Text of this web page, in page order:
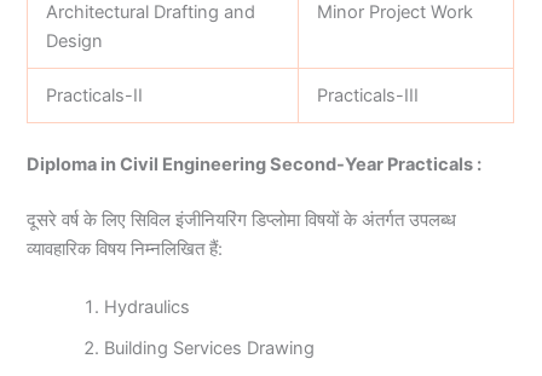
Architectural Drafting and
Design
Minor Project Work
Practicals-II Practicals-III
Diploma in Civil Engineering Second-Year Practicals :
दूसरे वर्ष के लिए सिविल इंजीनियरिंग डिप्लोमा विषयों के अंतर्गत उपलब्ध
व्यावहारिक विषय निम्नलिखित हैं:
Hydraulics
Building Services Drawing